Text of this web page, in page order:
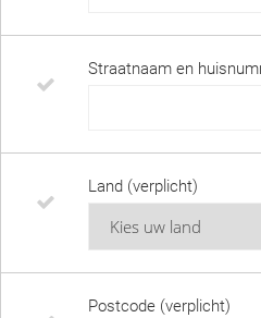
Straatnaam en
Land (verplicht)
Postcode (verplicht)